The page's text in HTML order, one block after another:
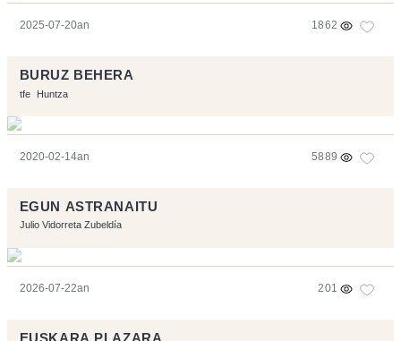
2025-07-20an 1862
BURUZ BEHERA
tfe Huntza
2020-02-14an 5889
EGUN ASTRANAITU
Julio Vidorreta Zubeldía
2026-07-22an 201